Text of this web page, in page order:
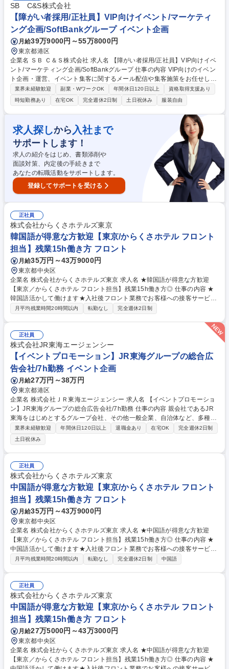
見の良い先輩と一緒に仕事をしますので、未経験の方も安心です！ 募集職
種 【業務運営管理】プロ野球を中心としたスポーツイベント/未経験・第
二新卒歓迎
SB C&S株式会社
【障がい者採用/正社員】VIP向けイベント/マーケティ
ング企画/SoftBankグループ イベント企画
月給39万9000円～55万8000円
東京都港区
企業名 ＳＢ Ｃ＆Ｓ株式会社 求人名 【障がい者採用/正社員】VIP向けイベ
ント/マーケティング企画/SoftBankグループ 仕事の内容 VIP向けのイベン
ト企画・運営、イベント集客に関するメール配信や集客施策をお任せしま
す。ツール・顧客の関心データ・コンテンツを活用しながら、法人流通事
業全体のデジタルマーケティングを支援する組織です。 ■社内外の各種イ
ベントの企画・運営サポート ■VIPイベントの進行管理 ■イベント当日の運
営・調整※要相談 リスト作成・受付整理 ■関係各所とのコミュニケーショ
ン ※イベント事例：多くの経営層をお招きする大型カンファレンス（年数
回実施）など ※デジタルマーケティングの業務経験もしくは知識ある方
は、デジタルツールをを利用しながら、サイト作成やメール配信、キャン
ペーンの案内など 募集職種 【障がい者採用/正社員】VIP向けイベント/マ
ーケティング企画/SoftBankグループ
業界未経験歓迎 副業・WワークOK 年間休日120日以上
資格取得支援あり
時短勤務あり
在宅OK 完全週休2日制 土日祝休み 服装自由
求人探しから 入社まで
サポートします！
求人の紹介をはじめ、書類添削や
面談対策、内定後の手続きまで
あなたの転職活動をサポートします。
登録してサポートを受ける
正社員
株式会社からくさホテルズ東京
韓国語が得意な方歓迎【東京/からくさホテル フロント
担当】残業15h働き方 フロント
月給35万円～43万9000円
東京都中央区
企業名 株式会社からくさホテルズ東京 求人名 ★韓国語が得意な方歓迎
【東京／からくさホテル フロント担当】残業15h働き方◎ 仕事の内容 ★
韓国語活かして働けます★入社後フロント業務でお客様への接客サービス
をお任せし、その後スタッフの教育や収支管理等、ホテルの運営にも携わ
内等の接客業務 ・口コミ対応、問い合わせ対応、備品管理などのバックオ
フィス全般 ・業務改善、イベント企画などの各種提案業務 ★現場の声を
重視する社風で、サービスやイベント、内装など様々な分野においてご自
身の考えなどを提案出来る環境です。 募集職種 ★韓国語が得意な方歓迎
【東京／からくさホテル フロント担当】残業15h働き方◎
月平均残業時間20時間以内 転勤なし 完全週休2日制
正社員
株式会社JR東海エージェンシー
【イベントプロモーション】JR東海グループの総合広
告会社/7h勤務 イベント企画
月給27万円～38万円
東京都港区
企業名 株式会社ＪＲ東海エージェンシー 求人名 【イベントプロモーショ
ン】JR東海グループの総合広告会社/7h勤務 仕事の内容 親会社であるJR
東海をはじめとするグループ会社、その他一般企業、自治体など、多種多
様なクライアントと関わり、イベントプロモーションの企画・制作・実施
までをリードしていただきます。 【事例紹介】当社は、「JR東海グルー
プの仕事だけをしているのでは？」というイメージをよく持たれますが、
実は違います。クライアントや実施する施策に制限を持たない「総合広告
会社」です。JR東海グループ以外の企業や、地方自治体のコミュニケーシ
ョンなども手掛けています。下記URLより事例紹介をご覧ください！ http
s://www.jrta.co.jp/case2/?tab=0 募集職種 【イベントプロモーション】JR
東海グループの総合広告会社/7h勤務
業界未経験歓迎 年間休日120日以上 退職金あり 在宅OK
完全週休2日制
土日祝休み
正社員
株式会社からくさホテルズ東京
中国語が得意な方歓迎【東京/からくさホテル フロント
担当】残業15h働き方 フロント
月給35万円～43万9000円
東京都中央区
企業名 株式会社からくさホテルズ東京 求人名 ★中国語が得意な方歓迎
【東京／からくさホテル フロント担当】残業15h働き方◎ 仕事の内容 ★
中国語活かして働けます★入社後フロント業務でお客様への接客サービス
をお任せし、その後スタッフの教育や収支管理等、ホテルの運営にも携わ
フィス全般 ・業務改善、イベント企画などの各種提案業務 ★現場の声を
重視する社風で、サービスやイベント、内装など様々な分野においてご自
身の考えなどを提案出来る環境です。 募集職種 ★中国語が得意な方歓迎
【東京／からくさホテル フロント担当】残業15h働き方◎
月平均残業時間20時間以内 転勤なし 完全週休2日制 中国語
正社員
株式会社からくさホテルズ東京
中国語が得意な方歓迎【東京/からくさホテル フロント
担当】残業15h働き方 フロント
月給27万5000円～43万3000円
東京都中央区
企業名 株式会社からくさホテルズ東京 求人名 ★中国語が得意な方歓迎
【東京／からくさホテル フロント担当】残業15h働き方◎ 仕事の内容 ★